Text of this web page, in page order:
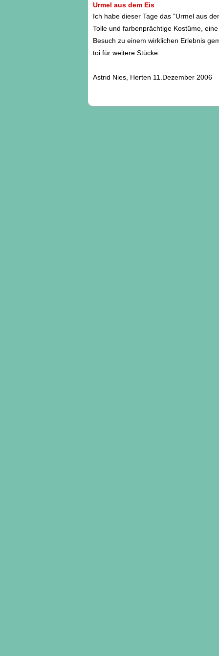
Urmel aus dem Eis
Ich habe dieser Tage das "Urmel aus
Tolle und farbenprächtige Kostüme,
Besuch zu einem wirklichen Erlebnis
toi für weitere Stücke.
Astrid Nies, Herten 11.Dezember 2006